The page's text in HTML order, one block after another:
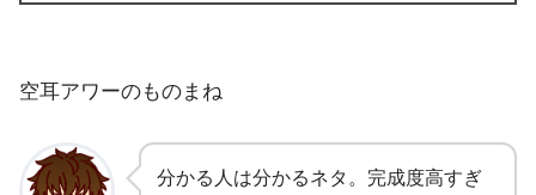
空耳アワーのものまね
分かる人は分かるネタ。完成度高すぎ